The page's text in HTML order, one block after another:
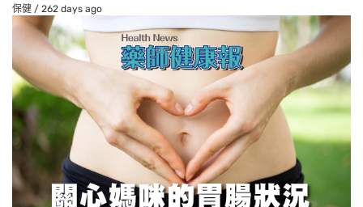
保健 / 262 days ago